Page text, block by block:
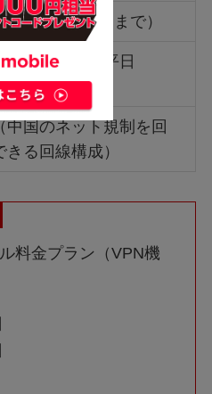
10台（推奨5台まで）
語サポート（平日
〜18:00）
国のネット規制を回
きる回線構成）
料金プラン（VPN機